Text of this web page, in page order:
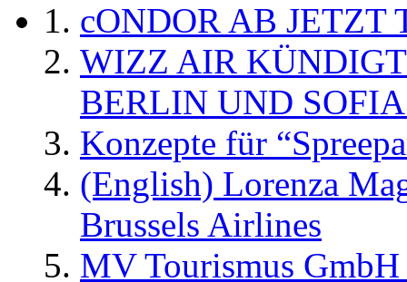
cONDOR AB
WIZZ AIR
BERLIN UND
Konzepte für
(English) Lorenza
Brussels Airlines
MV Tourismus